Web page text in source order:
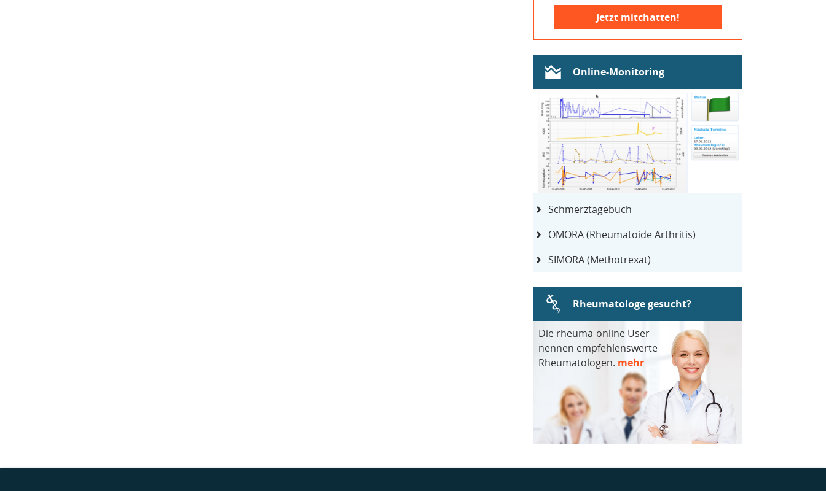
Jetzt mitchatten!
Online-Monitoring
Schmerztagebuch
OMORA (Rheumatoide Arthritis)
SIMORA (Methotrexat)
Rheumatologe gesucht?
Die rheuma-online User
nennen empfehlenswerte
Rheumatologen. mehr